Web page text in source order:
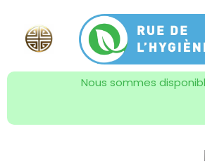
Nous sommes